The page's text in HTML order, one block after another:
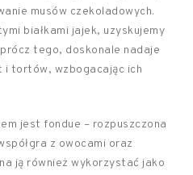
musów czekoladowych.
białkami jajek, uzyskujemy
tego, doskonale nadaje
i tortów, wzbogacając ich
jest fondue – rozpuszczona
z owocami oraz
ją również wykorzystać jako